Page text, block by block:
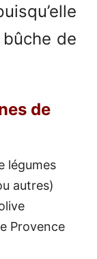
bûche de
de
légumes
autres)
Provence